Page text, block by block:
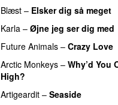
Blæst – Elsker dig så meget
Karla – Øjne jeg ser dig med
Future Animals – Crazy Love
Arctic Monkeys – Why’d You
High?
Artigeardit – Seaside